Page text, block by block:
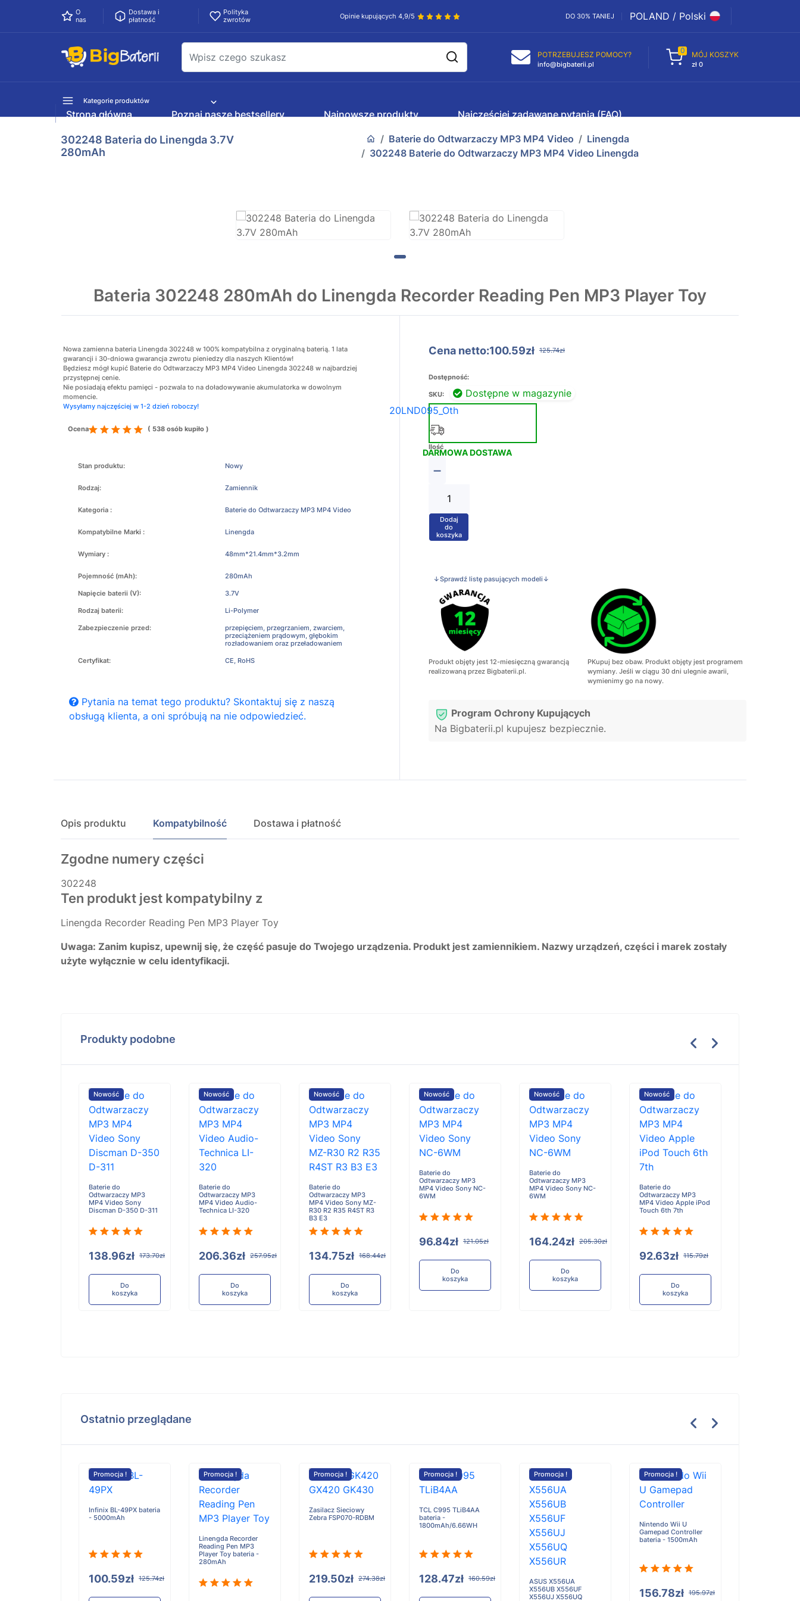
O
nas
Dostawa i
płatność
Polityka
zwrotów
Opinie kupujących 4,9/5 DO 30% TANIEJ POLAND / Polski
POTRZEBUJESZ POMOCY?
info@bigbaterii.pl
0 MÓJ KOSZYK
zł 0
Kategorie produktów
Strona główna Poznaj nasze bestsellery Najnowsze produkty Najczęściej zadawane pytania (FAQ)
302248 Bateria do Linengda 3.7V
280mAh
Baterie do Odtwarzaczy MP3 MP4 Video
Linengda
302248 Baterie do Odtwarzaczy MP3 MP4 Video Linengda
Bateria 302248 280mAh do Linengda Recorder Reading Pen MP3 Player Toy
Nowa zamienna bateria Linengda 302248 w 100% kompatybilna z oryginalną baterią. 1 lata
gwarancji i 30-dniowa gwarancja zwrotu pieniedzy dla naszych Klientów!
Będziesz mógł kupić Baterie do Odtwarzaczy MP3 MP4 Video Linengda 302248 w najbardziej
przystępnej cenie.
Nie posiadają efektu pamięci - pozwala to na doładowywanie akumulatorka w dowolnym
momencie.
Wysyłamy najczęściej w 1-2 dzień roboczy!
Ocena ( 538 osób kupiło )
Stan produktu: Nowy
Rodzaj: Zamiennik
Kategoria : Baterie do Odtwarzaczy MP3 MP4 Video
Kompatybilne Marki : Linengda
Wymiary : 48mm*21.4mm*3.2mm
Pojemność (mAh): 280mAh
Napięcie baterii (V): 3.7V
Rodzaj baterii: Li-Polymer
Zabezpieczenie przed:
przepięciem, przegrzaniem, zwarciem,
przeciążeniem prądowym, głębokim
rozładowaniem oraz przeładowaniem
Certyfikat: CE, RoHS
Pytania na temat tego produktu? Skontaktuj się z naszą
obsługą klienta, a oni spróbują na nie odpowiedzieć.
Cena netto:100.59zł 125.74zł
Dostępność:
Dostępne w magazynie
SKU:
20LND095_Oth
DARMOWA DOSTAWA
Ilość
−
+
Dodaj
do
koszyka
↓Sprawdź listę pasujących modeli↓
Produkt objęty jest 12-miesięczną gwarancją
realizowaną przez Bigbaterii.pl.
PKupuj bez obaw. Produkt objęty jest programem
wymiany. Jeśli w ciągu 30 dni ulegnie awarii,
wymienimy go na nowy.
Program Ochrony Kupujących
Na Bigbaterii.pl kupujesz bezpiecznie.
Opis produktu Kompatybilność Dostawa i płatność
Zgodne numery części
302248
Ten produkt jest kompatybilny z
Linengda Recorder Reading Pen MP3 Player Toy
Uwaga: Zanim kupisz, upewnij się, że część pasuje do Twojego urządzenia. Produkt jest zamiennikiem. Nazwy urządzeń, części i marek zostały
użyte wyłącznie w celu identyfikacji.
Produkty podobne
Nowość
Baterie do
Odtwarzaczy MP3
MP4 Video Sony
Discman D-350 D-311
138.96zł 173.70zł
Do
koszyka
Nowość
Baterie do
Odtwarzaczy MP3
MP4 Video Audio-
Technica LI-320
206.36zł 257.95zł
Do
koszyka
Nowość
Baterie do
Odtwarzaczy MP3
MP4 Video Sony MZ-
R30 R2 R35 R4ST R3
B3 E3
134.75zł 168.44zł
Do
koszyka
Nowość
Baterie do
Odtwarzaczy MP3
MP4 Video Sony NC-
6WM
96.84zł 121.05zł
Do
koszyka
Nowość
Baterie do
Odtwarzaczy MP3
MP4 Video Sony NC-
6WM
164.24zł 205.30zł
Do
koszyka
Nowość
Baterie do
Odtwarzaczy MP3
MP4 Video Apple iPod
Touch 6th 7th
92.63zł 115.79zł
Do
koszyka
Ostatnio przeglądane
Promocja !
Infinix BL-49PX bateria
- 5000mAh
100.59zł 125.74zł
Promocja !
Linengda Recorder
Reading Pen MP3
Player Toy bateria -
280mAh
Promocja !
Zasilacz Sieciowy
Zebra FSP070-RDBM
219.50zł 274.38zł
Promocja !
TCL C995 TLiB4AA
bateria -
1800mAh/6.66WH
128.47zł 160.59zł
Promocja !
ASUS X556UA
X556UB X556UF
X556UJ X556UQ
Promocja !
Nintendo Wii U
Gamepad Controller
bateria - 1500mAh
156.78zł 195.97zł